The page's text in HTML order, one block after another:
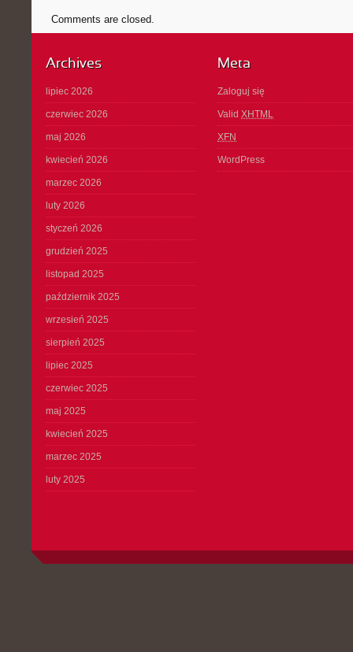
Comments are closed.
Archives
lipiec 2026
czerwiec 2026
maj 2026
kwiecień 2026
marzec 2026
luty 2026
styczeń 2026
grudzień 2025
listopad 2025
październik 2025
wrzesień 2025
sierpień 2025
lipiec 2025
czerwiec 2025
maj 2025
kwiecień 2025
marzec 2025
luty 2025
Meta
Zaloguj się
Valid XHTML
XFN
WordPress